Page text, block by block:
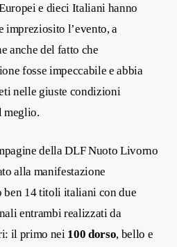
e dieci Italiani hanno
impreziosito l’evento, a
anche del fatto che
fosse impeccabile e abbia
nelle giuste condizioni
meglio.
della DLF Nuoto Livorno
alla manifestazione
ben 14 titoli italiani con due
entrambi realizzati da
il primo nei 100 dorso, bello e